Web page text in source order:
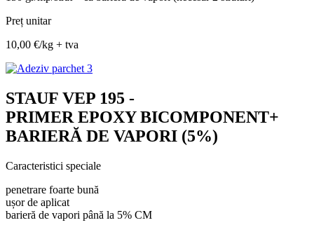
Preț unitar
10,00 €/kg + tva
STAUF VEP 195 -
PRIMER EPOXY BICOMPONENT+
BARIERĂ DE VAPORI (5%)
Caracteristici speciale
penetrare foarte bună
ușor de aplicat
barieră de vapori până la 5% CM